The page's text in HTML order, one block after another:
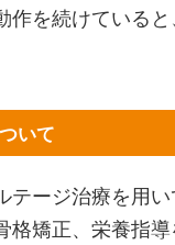
作を続けている
いて
テージ治療を用
格矯正、栄養指